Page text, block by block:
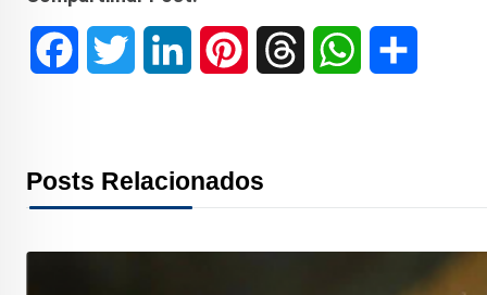
e t k t
Posts Relacionados